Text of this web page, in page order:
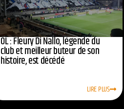
OL : Fleury Di Nallo, légende du
club et meilleur buteur de son
histoire, est décédé
LIRE PLUS